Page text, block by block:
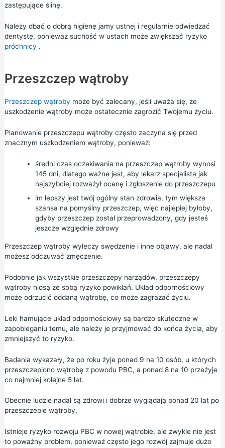
zastępujące ślinę.
Należy dbać o dobrą higienę jamy ustneji regularnie odwiedzać
dentystę, ponieważ suchość w ustach może zwiększać ryzyko
próchnicy .
Przeszczep wątroby
Przeszczep wątroby może być zalecany, jeśli uważa się, że
uszkodzenie wątroby może ostatecznie zagrozić Twojemu życiu.
Planowanie przeszczepu wątroby często zaczyna się przed
znacznym uszkodzeniem wątroby, ponieważ:
średni czas oczekiwania na przeszczep wątroby wynosi
145 dni, dlatego ważne jest, aby lekarz specjalista jak
najszybciej rozważył ocenę i zgłoszenie do przeszczepu
im lepszy jest twój ogólny stan zdrowia, tym większa
szansa na pomyślny przeszczep, więc najlepiej byłoby,
gdyby przeszczep został przeprowadzony, gdy jesteś
jeszcze względnie zdrowy
Przeszczep wątroby wyleczy swędzenie i inne objawy, ale nadal
możesz odczuwać zmęczenie.
Podobnie jak wszystkie przeszczepy narządów, przeszczepy
wątroby niosą ze sobą ryzyko powikłań. Układ odpornościowy
może odrzucić oddaną wątrobę, co może zagrażać życiu.
Leki hamujące układ odpornościowy są bardzo skuteczne w
zapobieganiu temu, ale należy je przyjmować do końca życia, aby
zmniejszyć to ryzyko.
Badania wykazały, że po roku żyje ponad 9 na 10 osób, u których
przeszczepiono wątrobę z powodu PBC, a ponad 8 na 10 przeżyje
co najmniej kolejne 5 lat.
Obecnie ludzie nadal są zdrowi i dobrze wyglądają ponad 20 lat po
przeszczepie wątroby.
Istnieje ryzyko rozwoju PBC w nowej wątrobie, ale zwykle nie jest
to poważny problem, ponieważ często jego rozwój zajmuje dużo